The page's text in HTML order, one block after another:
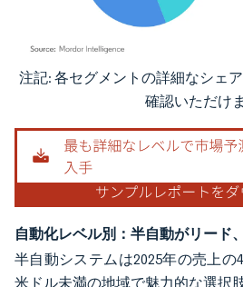
画像 © Mordor Intelligence。再利用にはCC
注記: 各セグメントの詳細なシェ
確認いただけ
自動化レベル別：半自動がリード
半自動システムは2025年の売上の
米ドル未満の地域で魅力的な選択